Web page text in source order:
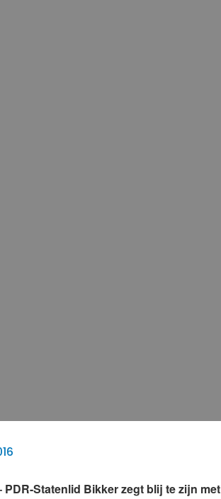
PDR-Statenlid Bikker zegt blij te zijn met